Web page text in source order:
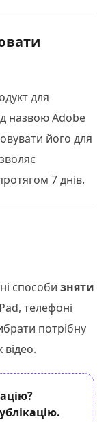
для
назвою Adobe
його для
7 днів.
способи зняти
телефоні
потрібну